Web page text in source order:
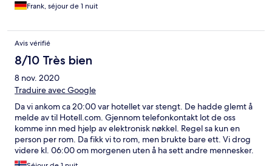
Frank, séjour de 1 nuit
Avis vérifié
8/10 Très bien
8 nov. 2020
Traduire avec Google
Da vi ankom ca 20:00 var hotellet var stengt. De hadde glemt å
melde av til Hotell.com. Gjennom telefonkontakt lot de oss
komme inn med hjelp av elektronisk nøkkel. Regel sa kun en
person per rom. Da fikk vi to rom, men brukte bare ett. Vi drog
videre kl. 06:00 om morgenen uten å ha sett andre mennesker.
Ingen fare for Corona smitte. De hjalp oss ut av en knipe. Det var